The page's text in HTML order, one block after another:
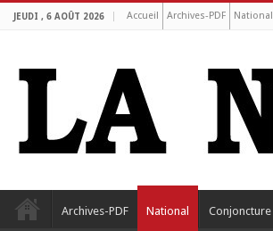
JEUDI , 6 AOÛT 2026 Accueil Archives-PDF National
Archives-PDF National Conjoncture